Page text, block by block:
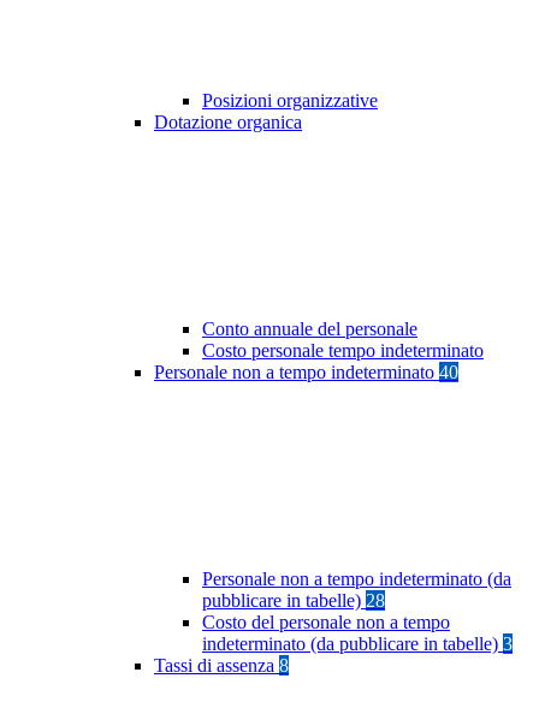
Posizioni organizzative
Dotazione organica
Conto annuale del personale
Costo personale tempo indeterminato
Personale non a tempo indeterminato 40
Personale non a tempo indeterminato (da
pubblicare in tabelle) 28
Costo del personale non a tempo
indeterminato (da pubblicare in tabelle) 3
Tassi di assenza 8